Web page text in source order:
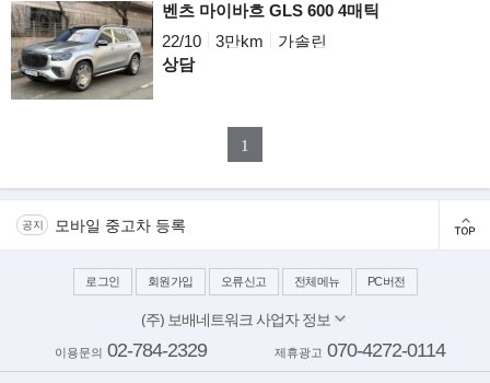
벤츠 마이바흐 GLS 600 4매틱
22/10
3만km
가솔린
상담
1
공지 모바일 중고차 등록
로그인 회원가입 오류신고 전체메뉴 PC버전
(주) 보배네트워크 사업자 정보
대표이사: 김보배
서울 양천구 목동동로 233-1 드림타워 11,12층
이용문의 02-784-2329 제휴광고 070-4272-0114